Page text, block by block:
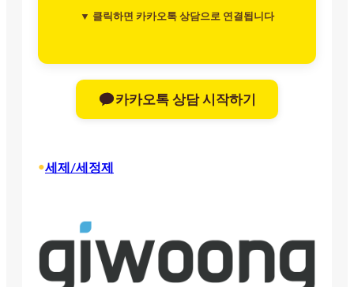
▼ 클릭하면 카카오톡 상담으로 연결됩니다
카카오톡 상담 시작하기
•세제/세정제